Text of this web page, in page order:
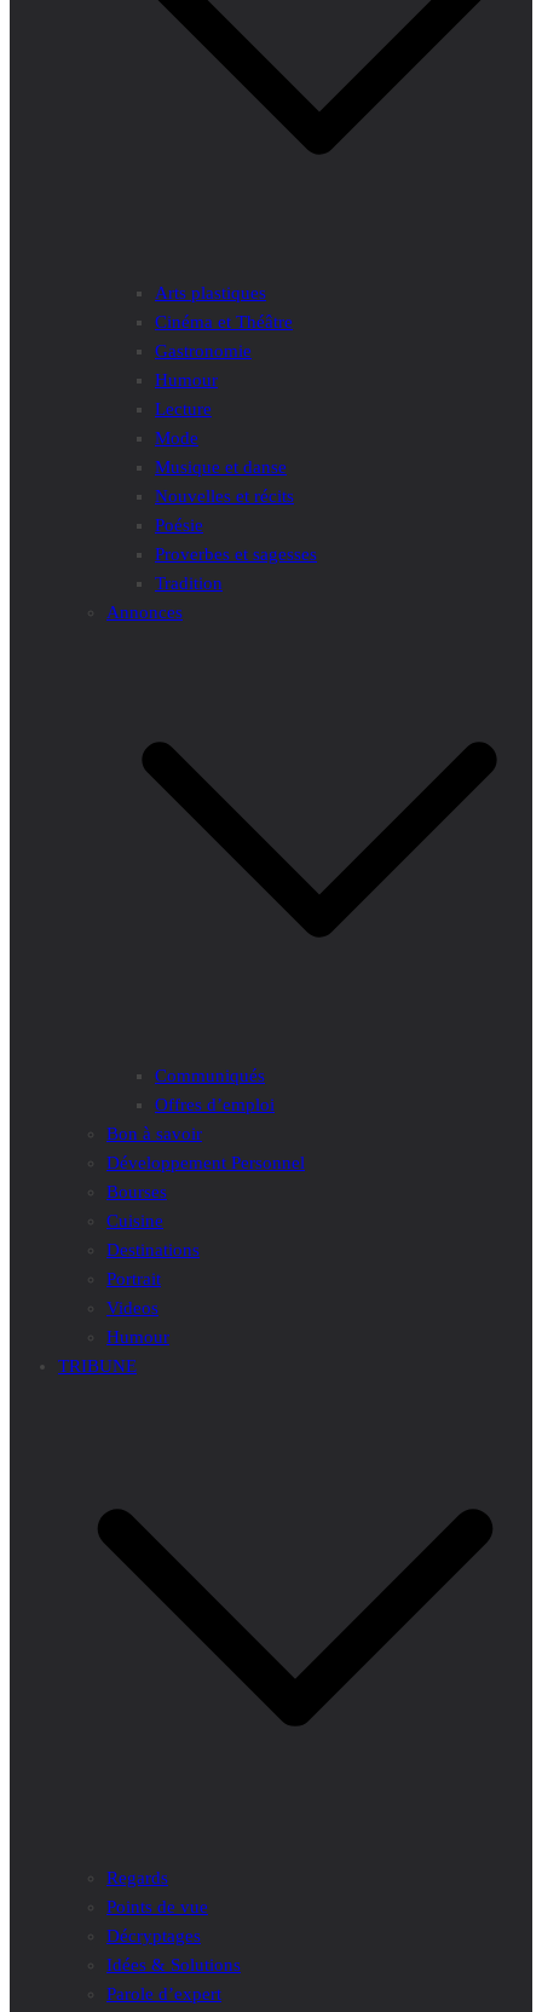
Arts plastiques
Cinéma et Théâtre
Gastronomie
Humour
Lecture
Mode
Musique et danse
Nouvelles et récits
Poésie
Proverbes et sagesses
Tradition
Annonces
Communiqués
Offres d’emploi
Bon à savoir
Développement Personnel
Bourses
Cuisine
Destinations
Portrait
Videos
Humour
TRIBUNE
Regards
Points de vue
Décryptages
Idées & Solutions
Parole d’expert